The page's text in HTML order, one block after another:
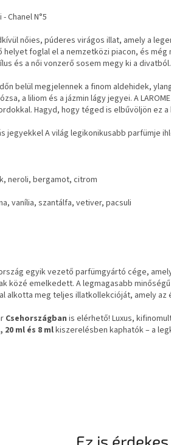
-Chanel N°5
nőies, púderes virágos illat, amely a
foglal el a nemzetközi piacon, és
és a női vonzerő sosem megy ki a divatból.
belül megjelennek a finom aldehidek,
a liliom és a jázmin lágy jegyei. A
Hagyd, hogy téged is elbűvöljön ez
jegyekkel A világ legikonikusabb parfümje
neroli, bergamot, citrom
vanília, szantálfa, vetiver, pacsuli
egyik vezető parfümgyártó cége,
közé emelkedett. A legmagasabb
alkotta meg teljes illatkollekcióját, amely
Csehországban is elérhető! Luxus,
20 ml és 8 mlkiszerelésben kaphatók – a
Ez is